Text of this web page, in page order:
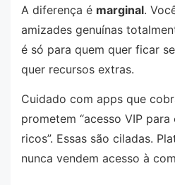
A diferença é marginal.
amizades genuínas
é só para quem quer ficar
quer recursos extras.
Cuidado com apps que
prometem “acesso VIP
ricos”. Essas são ciladas.
nunca vendem acesso à